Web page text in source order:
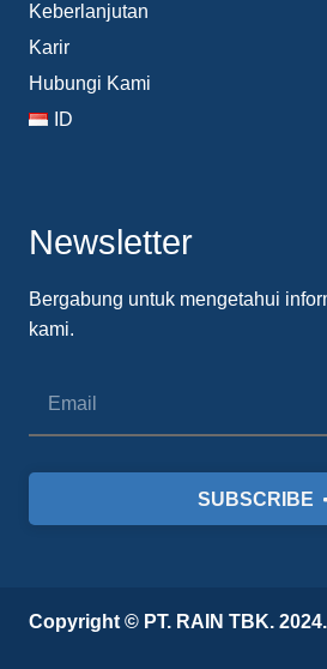
Keberlanjutan
Karir
Hubungi Kami
ID
Newsletter
Bergabung untuk mengetahui
kami.
SUBSCRIBE
Copyright © PT. RAIN TBK.